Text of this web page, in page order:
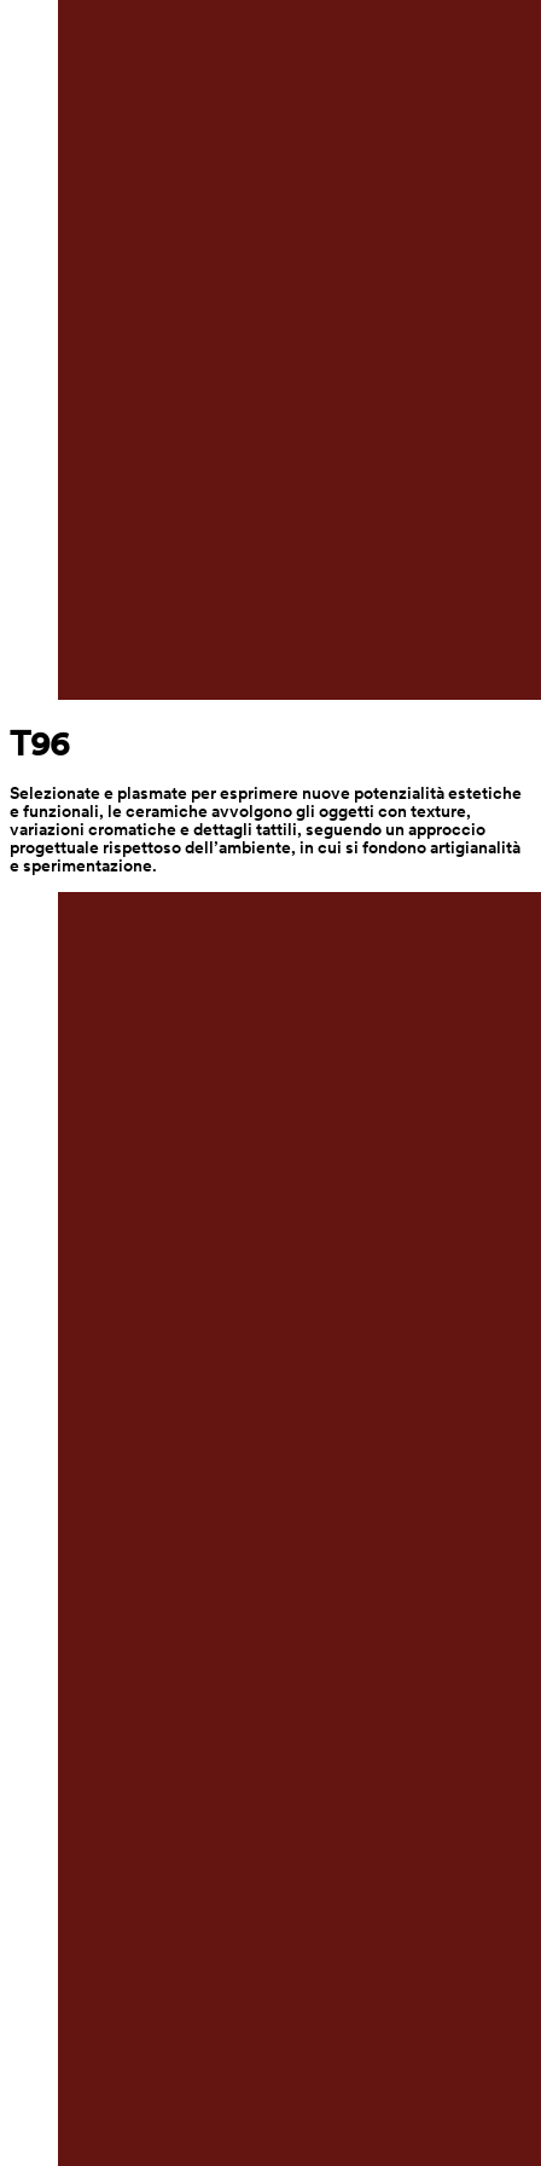
T96
Selezionate e plasmate per esprimere nuove potenzialità estetiche
e funzionali, le ceramiche avvolgono gli oggetti con texture,
variazioni cromatiche e dettagli tattili, seguendo un approccio
progettuale rispettoso dell’ambiente, in cui si fondono artigianalità
e sperimentazione.